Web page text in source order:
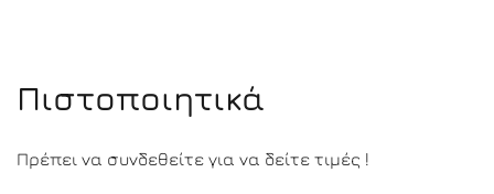
Πιστοποιητικά
Πρέπει να συνδεθείτε για να δείτε τιμές !